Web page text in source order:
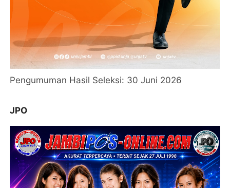
Pengumuman Hasil Seleksi: 30 Juni 2026
JPO